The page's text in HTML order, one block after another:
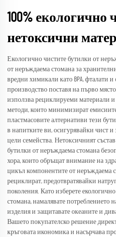
100% екологично
нетоксични
Екологично чистите бутилки от
от неръждаема стомана за
вредни химикали като BPA, фталати
производство поставя на първо
използва рециклируеми материали
методи, които минимизират
пластмасовите алтернативи тези
в напитките ви, осигурявайки чист
цели семейства. Нетоксичният
бутилки от неръждаема стомана
хора, които обръщат внимание на
цикъл компонентите от неръждаема
рециклират, предотвратявайки
поколения. Като изберете
стомана, намалявате потреблението
изделия и защитавате океаните и
Вашето покупателско решение
кръговата икономика и насърчава